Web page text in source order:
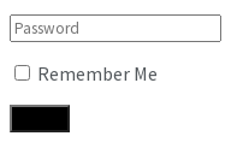
Remember Me